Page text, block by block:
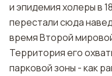
и эпидемия холеры в
перестали сюда
время Второй
Территория его
парковой зоны - как